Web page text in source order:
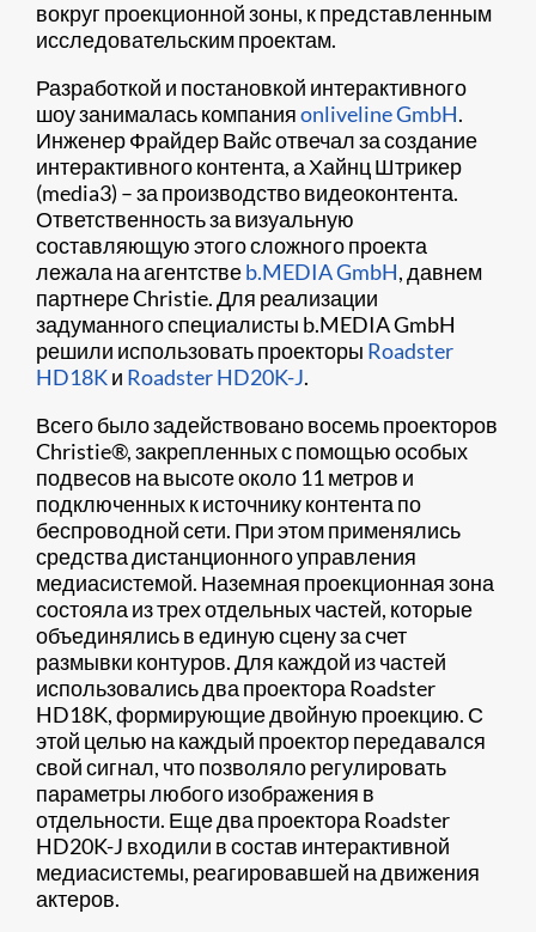
вокруг проекционной зоны, к представленным
исследовательским проектам.
Разработкой и постановкой интерактивного
шоу занималась компанияonliveline GmbH.
Инженер Фрайдер Вайс отвечал за создание
интерактивного контента, а Хайнц Штрикер
(media3) – за производство видеоконтента.
Ответственность за визуальную
составляющую этого сложного проекта
лежала на агентствеb.MEDIA GmbH, давнем
партнере Christie. Для реализации
задуманного специалисты b.MEDIA GmbH
решили использовать проекторы Roadster
HD18Kи Roadster HD20K-J.
Всего было задействовано восемь проекторов
Christie®, закрепленных с помощью особых
подвесов на высоте около 11 метров и
подключенных к источнику контента по
беспроводной сети. При этом применялись
средства дистанционного управления
медиасистемой. Наземная проекционная зона
состояла из трех отдельных частей, которые
объединялись в единую сцену за счет
размывки контуров. Для каждой из частей
использовались два проектора Roadster
HD18K, формирующие двойную проекцию. С
этой целью на каждый проектор передавался
свой сигнал, что позволяло регулировать
параметры любого изображения в
отдельности. Еще два проектора Roadster
HD20K-J входили в состав интерактивной
медиасистемы, реагировавшей на движения
актеров.